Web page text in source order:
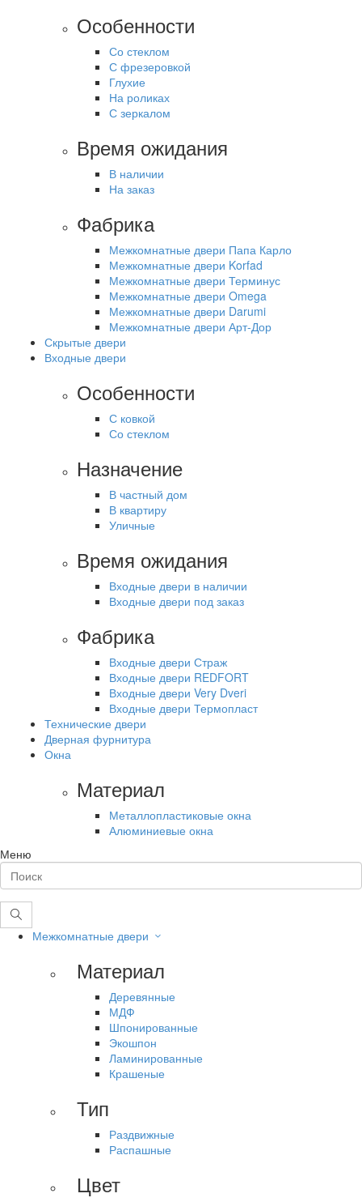
Особенности
Со стеклом
С фрезеровкой
Глухие
На роликах
С зеркалом
Время ожидания
В наличии
На заказ
Фабрика
Межкомнатные двери Папа Карло
Межкомнатные двери Korfad
Межкомнатные двери Терминус
Межкомнатные двери Omega
Межкомнатные двери Darumi
Межкомнатные двери Арт-Дор
Скрытые двери
Входные двери
Особенности
С ковкой
Со стеклом
Назначение
В частный дом
В квартиру
Уличные
Время ожидания
Входные двери в наличии
Входные двери под заказ
Фабрика
Входные двери Страж
Входные двери REDFORT
Входные двери Very Dveri
Входные двери Термопласт
Технические двери
Дверная фурнитура
Окна
Материал
Металлопластиковые окна
Алюминиевые окна
Меню
Межкомнатные двери
Материал
Деревянные
МДФ
Шпонированные
Экошпон
Ламинированные
Крашеные
Тип
Раздвижные
Распашные
Цвет